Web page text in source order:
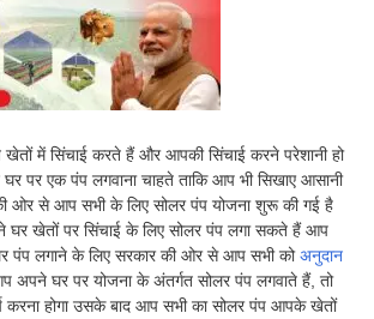
खेतों में सिंचाई करते हैं और आपकी सिंचाई करने परेशानी हो
पर एक पंप लगवाना चाहते ताकि आप भी सिखाए आसानी
ओर से आप सभी के लिए सोलर पंप योजना शुरू की गई है
खेतों पर सिंचाई के लिए सोलर पंप लगा सकते हैं आप
पंप लगाने के लिए सरकार की ओर से आप सभी कोअनुदान
अपने घर पर योजना के अंतर्गत सोलर पंप लगवाते हैं, तो
होगा उसके बाद आप सभी का सोलर पंप आपके खेतों